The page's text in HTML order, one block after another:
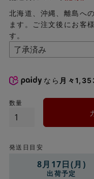
北海道、沖縄、離島へ
ます。ご注文後にお客
す。
なら 月々
発送日目安
8月17日(月)
出荷予定